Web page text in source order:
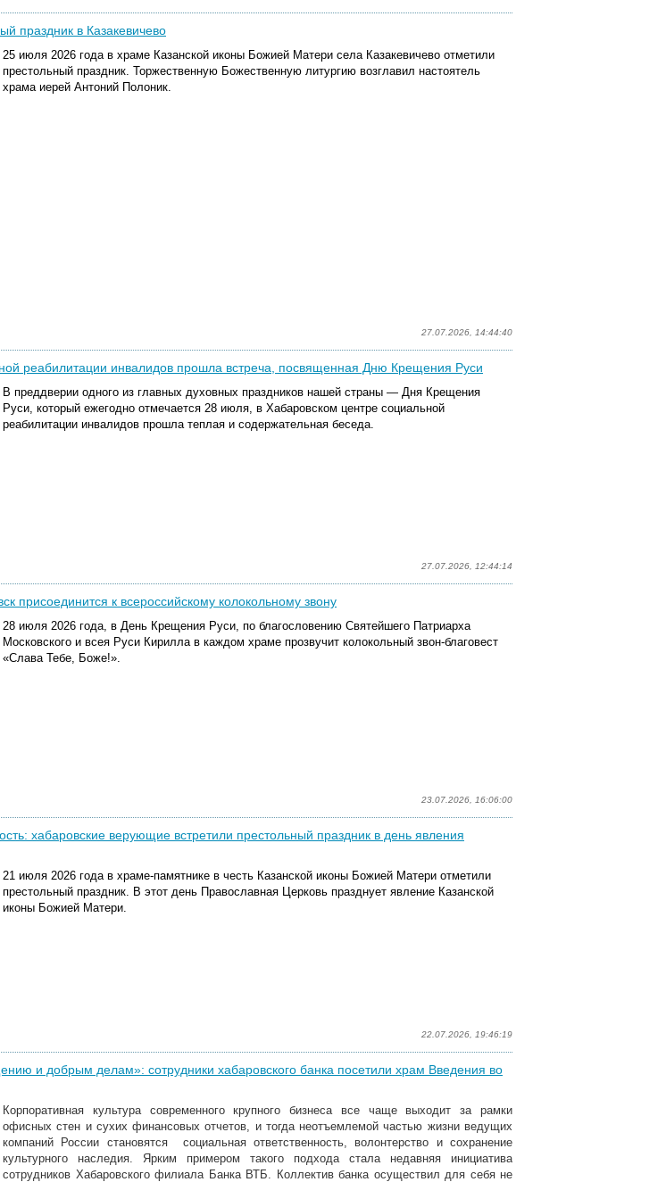
праздник в Казакевичево
25 июля 2026 года в храме Казанской иконы Божией Матери села Казакевичево отметили
престольный праздник. Торжественную Божественную литургию возглавил настоятель
храма иерей Антоний Полоник.
27.07.2026, 14:44:40
реабилитации инвалидов прошла встреча, посвященная Дню Крещения Руси
В преддверии одного из главных духовных праздников нашей страны — Дня Крещения
Руси, который ежегодно отмечается 28 июля, в Хабаровском центре социальной
реабилитации инвалидов прошла теплая и содержательная беседа.
27.07.2026, 12:44:14
присоединится к всероссийскому колокольному звону
28 июля 2026 года, в День Крещения Руси, по благословению Святейшего Патриарха
Московского и всея Руси Кирилла в каждом храме прозвучит колокольный звон-благовест
«Слава Тебе, Боже!».
23.07.2026, 16:06:00
хабаровские верующие встретили престольный праздник в день явления
21 июля 2026 года в храме-памятнике в честь Казанской иконы Божией Матери отметили
престольный праздник. В этот день Православная Церковь празднует явление Казанской
иконы Божией Матери.
22.07.2026, 19:46:19
и добрым делам»: сотрудники хабаровского банка посетили храм Введения во
Корпоративная культура современного крупного бизнеса все чаще выходит за рамки
офисных стен и сухих финансовых отчетов, и тогда неотъемлемой частью жизни ведущих
компаний России становятся социальная ответственность, волонтерство и сохранение
культурного наследия. Ярким примером такого подхода стала недавняя инициатива
сотрудников Хабаровского филиала Банка ВТБ. Коллектив банка осуществил для себя не